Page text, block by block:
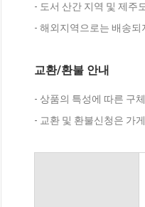
- 도서 산간 지역 및 제주
- 해외지역으로는 배송되
교환/환불 안내
- 상품의 특성에 따른 구
- 교환 및 환불신청은 가